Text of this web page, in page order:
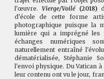
l'œuvre. Vierge/Voilé(2018)
d'école de cette forme
photographique puisque la
lumière qui a imprégné les
échanges numériques
naturellement entraîné
dématérialisée, Stéphanie
l'envoi physique. Du Vatican
leur contenu ont vu le jour,